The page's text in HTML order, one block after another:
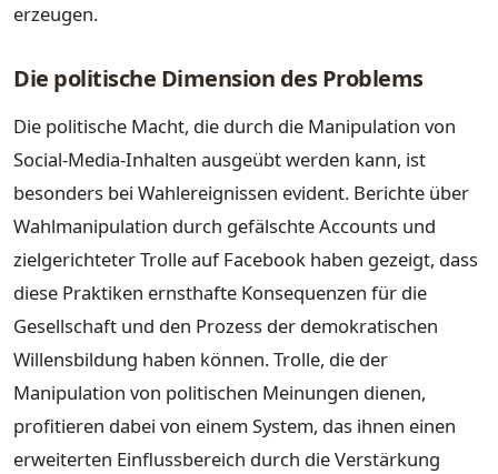
erzeugen.
Die politische Dimension des Problems
Die politische Macht, die durch die Manipulation von
Social-Media-Inhalten ausgeübt werden kann, ist
besonders bei Wahlereignissen evident. Berichte über
Wahlmanipulation durch gefälschte Accounts und
zielgerichteter Trolle auf Facebook haben gezeigt, dass
diese Praktiken ernsthafte Konsequenzen für die
Gesellschaft und den Prozess der demokratischen
Willensbildung haben können. Trolle, die der
Manipulation von politischen Meinungen dienen,
profitieren dabei von einem System, das ihnen einen
erweiterten Einflussbereich durch die Verstärkung